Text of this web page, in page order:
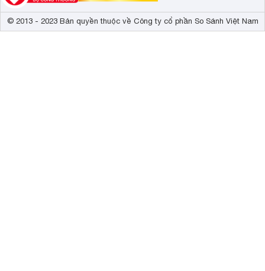
© 2013 - 2023 Bản quyền thuộc về Công ty cổ phần So Sánh Việt Nam